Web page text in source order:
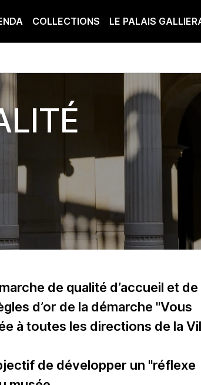
COLLECTIONS LE PALAIS
de qualité d’accueil et de
d’or de la démarche "Vous
à toutes les directions de la
de développer un "réflexe